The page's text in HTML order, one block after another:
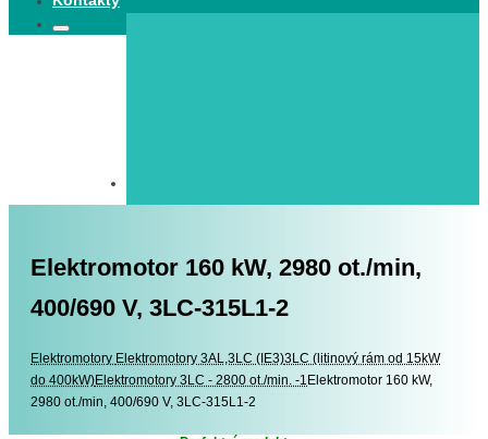
Search
Search
Elektromotor 160 kW, 2980 ot./min,
400/690 V, 3LC-315L1-2
Elektromotory Elektromotory
Elektromotory 3AL,3LC (IE3)3LC (litinový rám od 15kW
do 400kW)Elektromotory 3LC - 2800 ot./min. -1 Elektromotor 160 kW,
2980 ot./min, 400/690 V, 3LC-315L1-2